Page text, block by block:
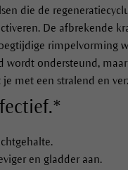
die de
De afbrekende
rimpelvorming
wordt ondersteund,
je met een stralend en
en gladder aan.